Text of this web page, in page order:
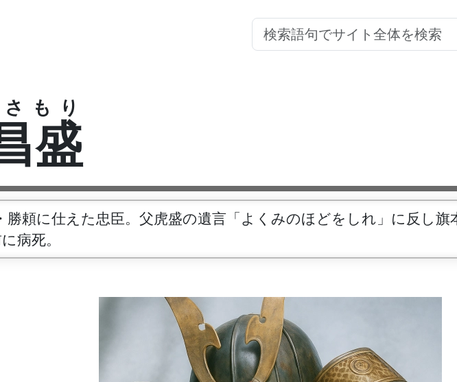
盛
もり
勝頼に仕えた忠臣。父虎盛の遺言「よくみのほどをしれ」に反し
病死。